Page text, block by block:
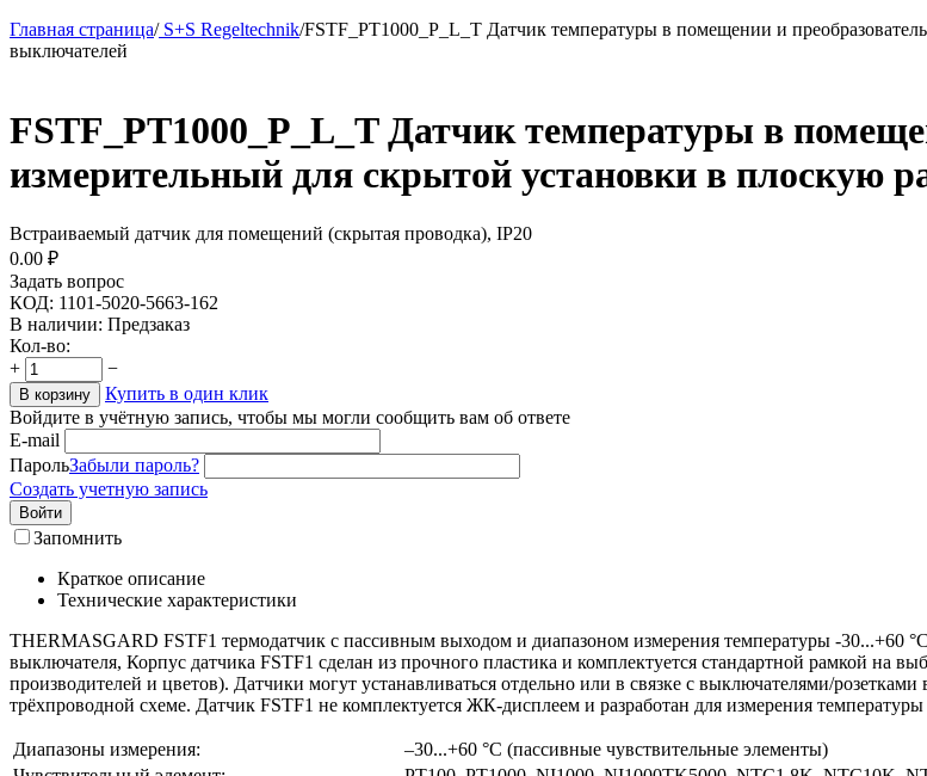
Главная страница/S+S Regeltechnik/FSTF_PT1000_P_L_T Датчик температуры в помещении и
выключателей
FSTF_PT1000_P_L_T Датчик температуры в
измерительный для скрытой установки в плоскую
Встраиваемый датчик для помещений (скрытая проводка), IP20
0.00 ₽
Задать вопрос
КОД: 1101-5020-5663-162
В наличии: Предзаказ
Кол-во:
+
−
В корзину
Купить в один клик
Войдите в учётную запись, чтобы мы могли сообщить вам об ответе
E-mail
ПарольЗабыли пароль?
Создать учетную запись
Войти
Запомнить
Краткое описание
Технические характеристики
THERMASGARD FSTF1 термодатчик с пассивным выходом и диапазоном измерения температуры -30...+60
выключателя, Корпус датчика FSTF1 сделан из прочного пластика и комплектуется стандартной рамкой на
производителей и цветов). Датчики могут устанавливаться отдельно или в связке с выключателями/
трёхпроводной схеме. Датчик FSTF1 не комплектуется ЖК-дисплеем и разработан для измерения
Диапазоны измерения:
–30...+60 °C (пассивные чувствительные элементы)